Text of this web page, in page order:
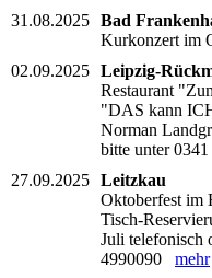
31.08.2025 Bad
Kurkonzert im
02.09.2025 Leipzig-
Restaurant
"DAS kann
Norman
bitte unter
27.09.2025 Leitzkau
Oktoberfest im
Tisch-
Juli telefonisch
4990090 mehr